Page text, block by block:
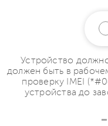
Устройство
должен быть в
проверку IMEI
устройства до